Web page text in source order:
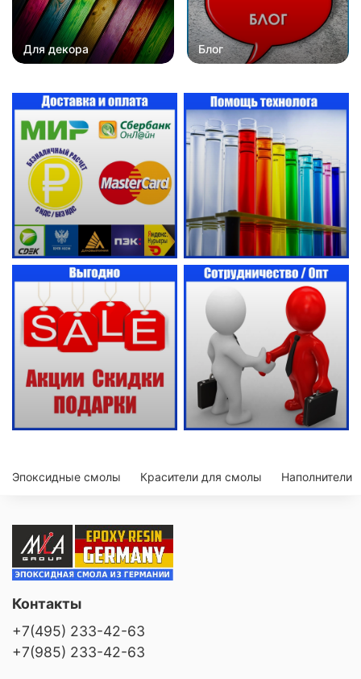
Для декора Блог
Эпоксидные смолы Красители для смолы Наполнители
Контакты
+7(495) 233-42-63
+7(985) 233-42-63